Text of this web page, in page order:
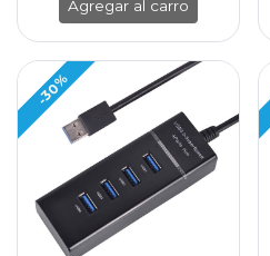
Agregar al carro
-30%